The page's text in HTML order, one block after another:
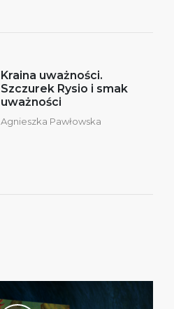
Kraina uważności.
Szczurek Rysio i smak
uważności
Agnieszka Pawłowska